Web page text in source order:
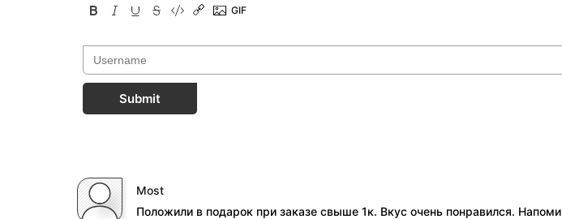
Submit
Most
Положили в подарок при заказе свыше 1к. Вкус очень понравился.